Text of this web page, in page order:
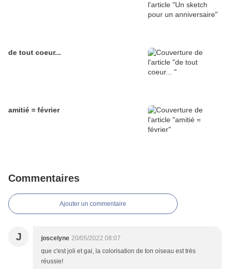
de tout coeur...
amitié = février
Commentaires
Ajouter un commentaire
J joscelyne 20/05/2022 08:07
que c'est joli et gai, la colorisation de ton oiseau est très
réussie!